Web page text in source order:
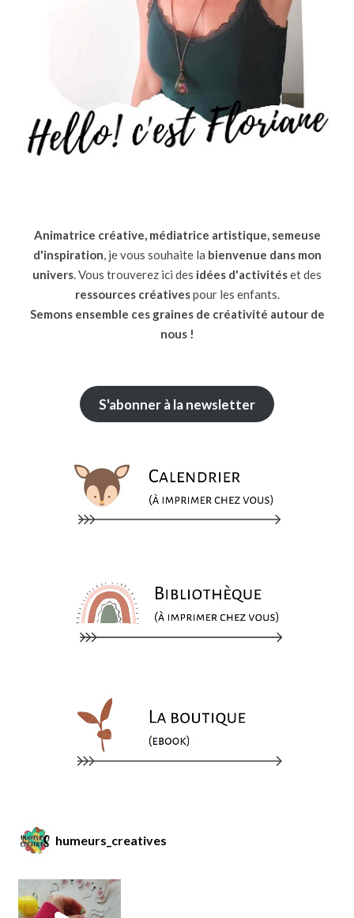
Animatrice créative, médiatrice artistique, semeuse
d'inspiration, je vous souhaite la bienvenue dans mon
univers. Vous trouverez ici des idées d'activitéset des
ressources créativespour les enfants.
Semons ensemble ces graines de créativité autour de
nous !
S'abonner à la newsletter
humeurs_creatives